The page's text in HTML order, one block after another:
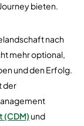
bieten.
nach
mehr optional,
und den Erfolg.
der
(CDM) und